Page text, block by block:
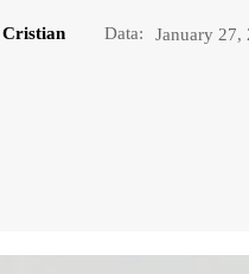
Cristian Data: January 27,